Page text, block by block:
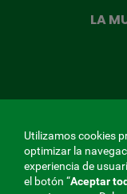
LA
Utilizamos cookies
optimizar la
experiencia de
el botón “Aceptar